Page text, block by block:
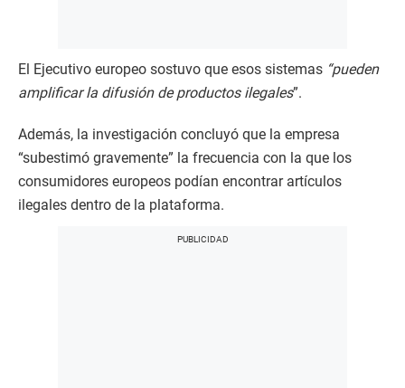
El Ejecutivo europeo sostuvo que esos sistemas “pueden
amplificar la difusión de productos ilegales”.
Además, la investigación concluyó que la empresa
“subestimó gravemente” la frecuencia con la que los
consumidores europeos podían encontrar artículos
ilegales dentro de la plataforma.